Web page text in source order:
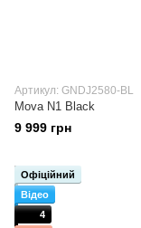
Артикул: GNDJ2580-BL
Mova N1 Black
9 999 грн
Офіційний
Відео
4